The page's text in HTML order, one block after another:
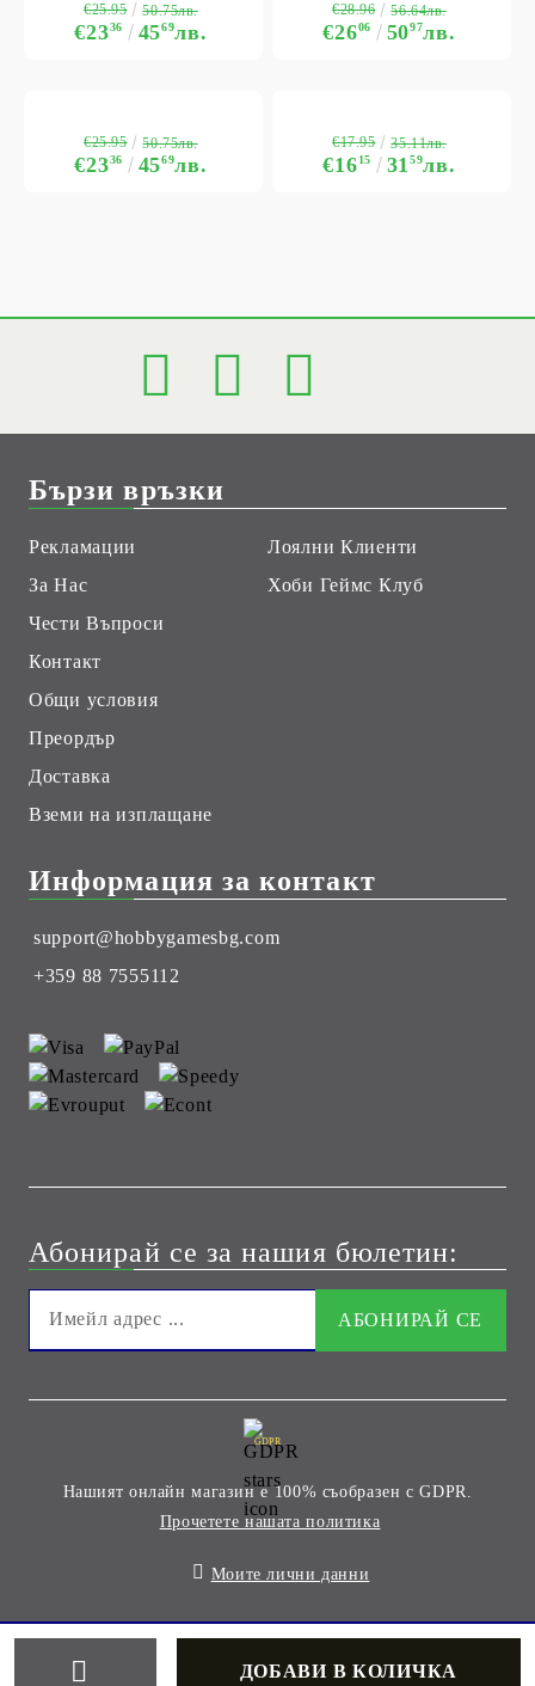
€2336 4569лв.
€25.95 50.75лв.
€2606 5097лв.
€28.96 56.64лв.
€2336 4569лв.
€25.95 50.75лв.
€1615 3159лв.
€17.95 35.11лв.
Бързи връзки
Рекламации
За Нас
Чести Въпроси
Контакт
Общи условия
Преордър
Доставка
Вземи на изплащане
Лоялни Клиенти
Хоби Геймс Клуб
Информация за контакт
support@hobbygamesbg.com
+359 88 7555112
Абонирай се за нашия бюлетин:
GDPR
Нашият онлайн магазин е 100% съобразен с GDPR.
Прочетете нашата политика
Моите лични данни